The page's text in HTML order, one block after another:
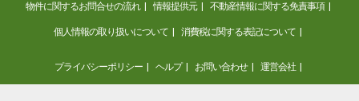
物件に関するお問合せの流れ 情報提供元 不動産情報に関する免責事項
個人情報の取り扱いについて 消費税に関する表記について
プライバシーポリシー ヘルプ お問い合わせ 運営会社